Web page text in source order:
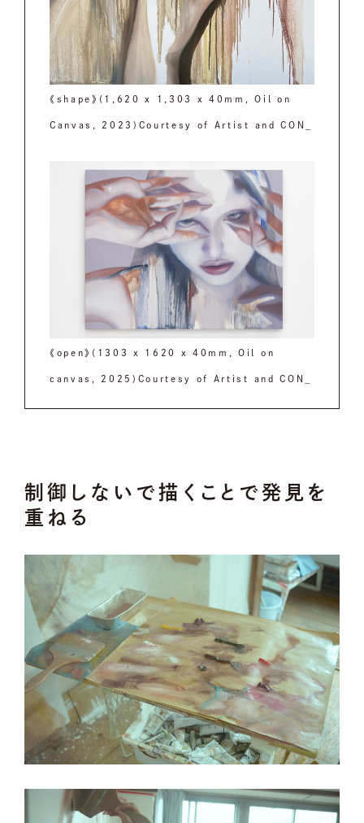
《shape》(1,620 x 1,303 x 40mm, Oil on
Canvas, 2023)Courtesy of Artist and CON_
《open》(1303 x 1620 x 40mm, Oil on
canvas, 2025)Courtesy of Artist and CON_
制御しないで描くことで発見を
重ねる